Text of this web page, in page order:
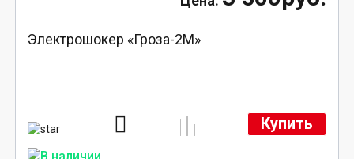
Электрошокер «Гроза-2М»
Купить